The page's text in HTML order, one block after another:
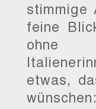
stimmige
feine
ohne
etwas,
wünschen: